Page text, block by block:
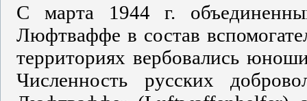
С марта 1944 г.
Люфтваффе в состав
территориях вербовались
Численность русских